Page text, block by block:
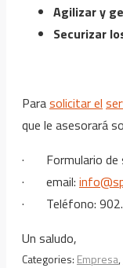
Agilizar y
Securizar
Parasolicitar el
que le asesorará
· Formulario de
· email:
· Teléfono:
Un saludo,
Categories: Empresa,